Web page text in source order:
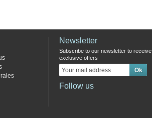
Newsletter
Subscribe to our newsletter to receive
exclusive offers
Follow us